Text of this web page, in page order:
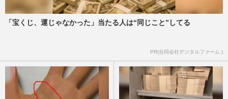
「宝くじ、運じゃなかった」当たる人は“同じこと”してる
PR(合同会社デジタルファーム )